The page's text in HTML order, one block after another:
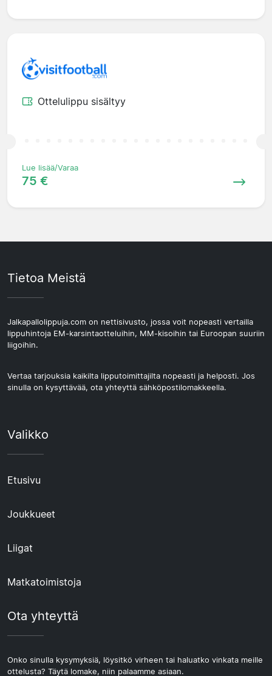
Ottelulippu sisältyy
Lue lisää/Varaa
75 €
Tietoa Meistä
Jalkapallolippuja.com on nettisivusto, jossa voit nopeasti vertailla
lippuhintoja EM-karsintaotteluihin, MM-kisoihin tai Euroopan suuriin
liigoihin.
Vertaa tarjouksia kaikilta lipputoimittajilta nopeasti ja helposti. Jos
sinulla on kysyttävää, ota yhteyttä sähköpostilomakkeella.
Valikko
Etusivu
Joukkueet
Liigat
Matkatoimistoja
Ota yhteyttä
Onko sinulla kysymyksiä, löysitkö virheen tai haluatko vinkata meille
ottelusta? Täytä lomake, niin palaamme asiaan.